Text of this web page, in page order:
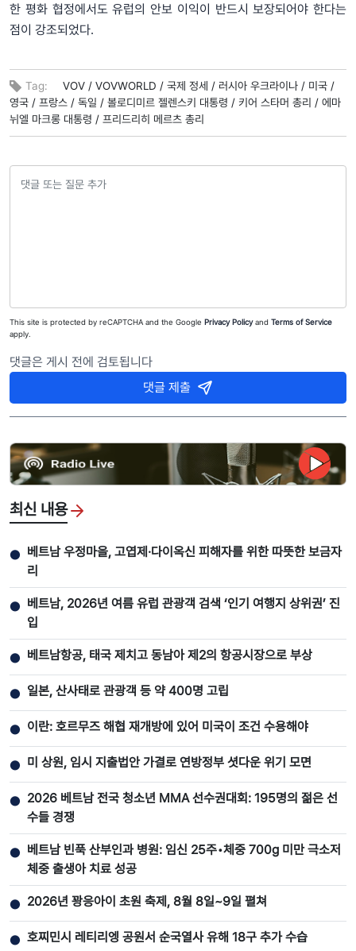
한 평화 협정에서도 유럽의 안보 이익이 반드시 보장되어야 한다는
점이 강조되었다.
Tag: VOV / VOVWORLD / 국제 정세 / 러시아 우크라이나 / 미국 /
영국 / 프랑스 / 독일 / 볼로디미르 젤렌스키 대통령 / 키어 스타머 총리 / 에마
뉘엘 마크롱 대통령 / 프리드리히 메르츠 총리
This site is protected by reCAPTCHA and the Google Privacy Policyand Terms of Service
apply.
댓글은 게시 전에 검토됩니다
댓글 제출
최신 내용
● 베트남 우정마을, 고엽제·다이옥신 피해자를 위한 따뜻한 보금자
리
● 베트남, 2026년 여름 유럽 관광객 검색 ‘인기 여행지 상위권’ 진
입
● 베트남항공, 태국 제치고 동남아 제2의 항공시장으로 부상
● 일본, 산사태로 관광객 등 약 400명 고립
● 이란: 호르무즈 해협 재개방에 있어 미국이 조건 수용해야
● 미 상원, 임시 지출법안 가결로 연방정부 셧다운 위기 모면
● 2026 베트남 전국 청소년 MMA 선수권대회: 195명의 젊은 선
수들 경쟁
● 베트남 빈푹 산부인과 병원: 임신 25주•체중 700g 미만 극소저
체중 출생아 치료 성공
● 2026년 꽝응아이 초원 축제, 8월 8일~9일 펼쳐
● 호찌민시 레티리엥 공원서 순국열사 유해 18구 추가 수습